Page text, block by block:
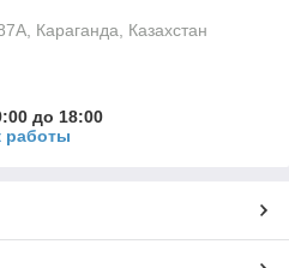
Караганда, Казахстан
до 18:00
работы